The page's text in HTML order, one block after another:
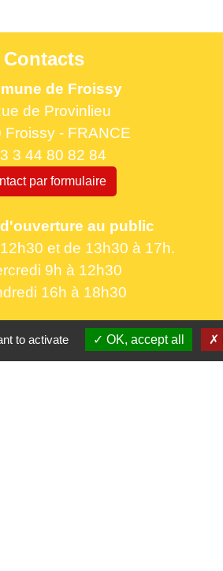
Contacts
de Froissy
de Provinlieu
Froissy - FRANCE
3 44 80 82 84
par formulaire
au public
et de 13h30 à 17h.
9h à 12h30
16h à 18h30
to activate OK, accept all